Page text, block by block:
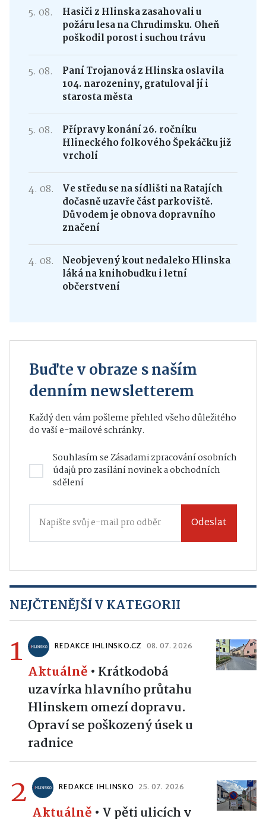
5. 08.
Hasiči z Hlinska zasahovali u
požáru lesa na Chrudimsku. Oheň
poškodil porost i suchou trávu
5. 08.
Paní Trojanová z Hlinska oslavila
104. narozeniny, gratuloval jí i
starosta města
5. 08.
Přípravy konání 26. ročníku
Hlineckého folkového Špekáčku již
vrcholí
4. 08.
Ve středu se na sídlišti na Ratajích
dočasně uzavře část parkoviště.
Důvodem je obnova dopravního
značení
4. 08.
Neobjevený kout nedaleko Hlinska
láká na knihobudku i letní
občerstvení
Buďte v obraze s naším
denním newsletterem
Každý den vám pošleme přehled všeho důležitého
do vaší e-mailové schránky.
Souhlasím seZásadami zpracování osobních
údajůpro zasílání novinek a obchodních
sdělení
Odeslat
NEJČTENĚJŠÍ V KATEGORII
1 REDAKCE IHLINSKO.CZ 08. 07. 2026
Aktuálně • Krátkodobá
uzavírka hlavního průtahu
Hlinskem omezí dopravu.
Opraví se poškozený úsek u
radnice
2 REDAKCE IHLINSKO 25. 07. 2026
Aktuálně • V pěti ulicích v